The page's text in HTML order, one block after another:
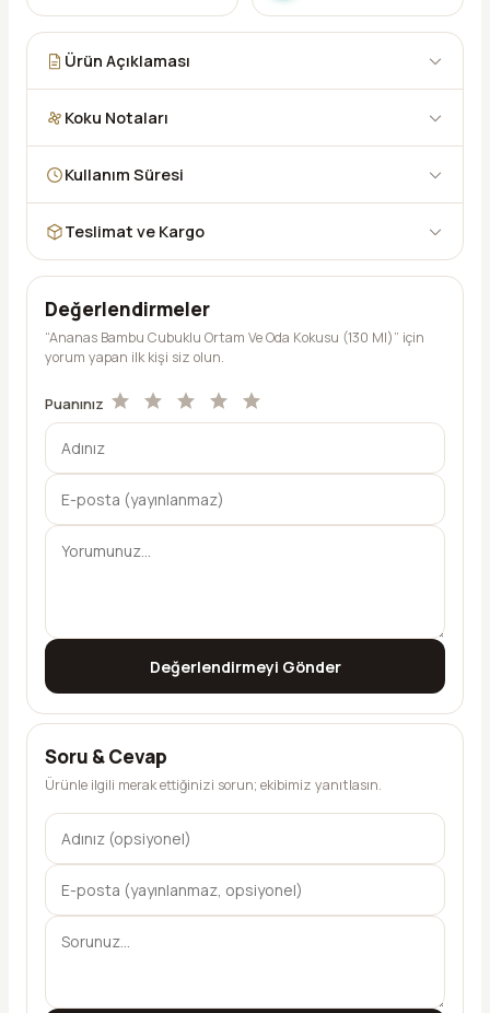
Ürün Açıklaması
Koku Notaları
Kullanım Süresi
Teslimat ve Kargo
Değerlendirmeler
“Ananas Bambu Cubuklu Ortam Ve Oda Kokusu (130 Ml)” için
yorum yapan ilk kişi siz olun.
Puanınız
Değerlendirmeyi Gönder
Soru & Cevap
Ürünle ilgili merak ettiğinizi sorun; ekibimiz yanıtlasın.